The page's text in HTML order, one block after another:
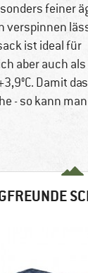
feiner
verspinnen
ist ideal für
aber auch
Damit
- so kann